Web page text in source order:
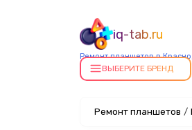
iq-tab.ru
Ремонт планшетов в
ВЫБЕРИТЕ БРЕНД
Ремонт планшетов /